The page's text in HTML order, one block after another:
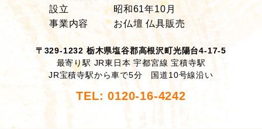
設立
昭和61年10月
事業内容
お仏壇 仏具販売
〒329-1232 栃木県塩谷郡高根沢町光陽台4-17-5
最寄り駅 JR東日本 宇都宮線 宝積寺駅
JR宝積寺駅から車で5分 国道10号線沿い
TEL: 0120-16-4242